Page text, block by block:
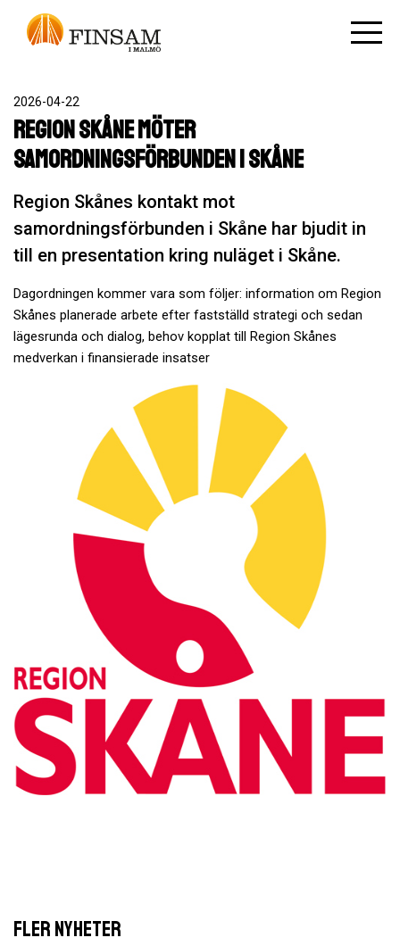
2026-04-22
Region Skåne möter
samordningsförbunden i Skåne
Region Skånes kontakt mot
samordningsförbunden i Skåne har bjudit in
till en presentation kring nuläget i Skåne.
Dagordningen kommer vara som följer: information om Region
Skånes planerade arbete efter fastställd strategi och sedan
lägesrunda och dialog, behov kopplat till Region Skånes
medverkan i finansierade insatser
FLER NYHETER